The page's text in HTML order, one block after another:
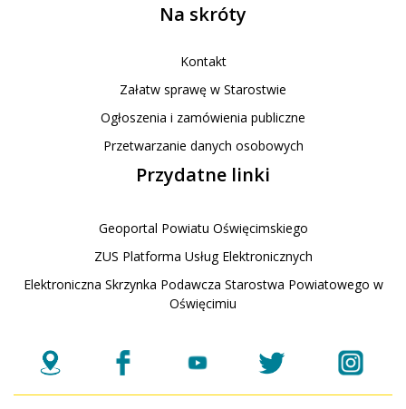
Na skróty
Kontakt
Załatw sprawę w Starostwie
Ogłoszenia i zamówienia publiczne
Przetwarzanie danych osobowych
Przydatne linki
Geoportal Powiatu Oświęcimskiego
ZUS Platforma Usług Elektronicznych
Elektroniczna Skrzynka Podawcza Starostwa Powiatowego w
Oświęcimiu